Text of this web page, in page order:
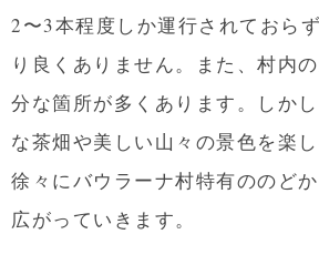
2〜3本程度しか運行されておら
り良くありません。また、村内
分な箇所が多くあります。しか
な茶畑や美しい山々の景色を楽し
徐々にバウラーナ村特有ののど
広がっていきます。